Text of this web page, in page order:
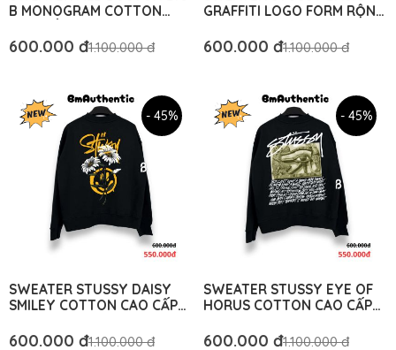
B MONOGRAM COTTON
AUTHENTIC
600.000 đ1.100.000 đ
GRAFFITI LOGO FORM RỘNG
600.000 đ1.100.000 đ
- 45%
SWEATER STUSSY DAISY
SMILEY COTTON CAO CẤP
AUTHENTIC
600.000 đ1.100.000 đ
- 45%
SWEATER STUSSY EYE OF
HORUS COTTON CAO CẤP
AUTHENTIC
600.000 đ1.100.000 đ